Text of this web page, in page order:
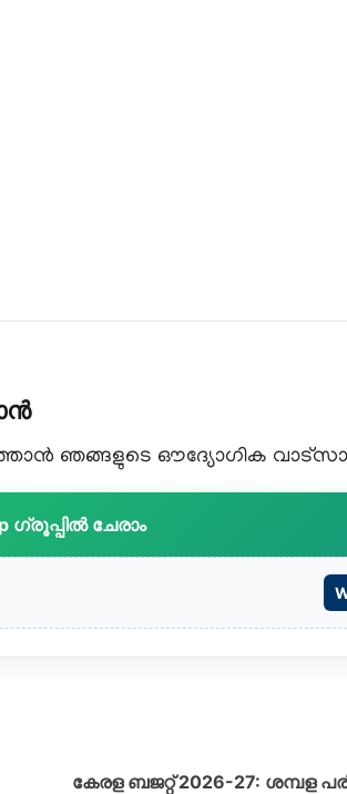
ഞങ്ങളുടെ ഔദ്യോഗിക
ഗ്രൂപ്പിൽ ചേരാം
കേരള ബജറ്റ് 2026-27: ശമ്പള